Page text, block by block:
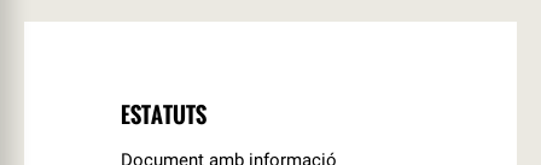
ESTATUTS
Document amb informació